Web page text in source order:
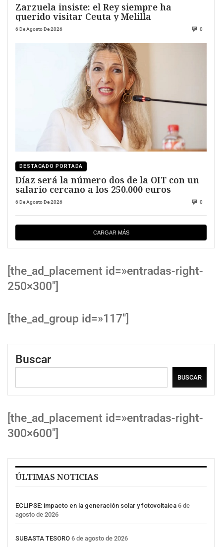
Zarzuela insiste: el Rey siempre ha
querido visitar Ceuta y Melilla
6 De Agosto De 2026 0
DESTACADO PORTADA
Díaz será la número dos de la OIT con un
salario cercano a los 250.000 euros
6 De Agosto De 2026 0
CARGAR MÁS
[the_ad_placement id=»entradas-right-
250×300″]
[the_ad_group id=»117″]
Buscar
BUSCAR
[the_ad_placement id=»entradas-right-
300×600″]
ÚLTIMAS NOTICIAS
ECLIPSE: impacto en la generación solar y fotovoltaica 6 de
agosto de 2026
SUBASTA TESORO 6 de agosto de 2026